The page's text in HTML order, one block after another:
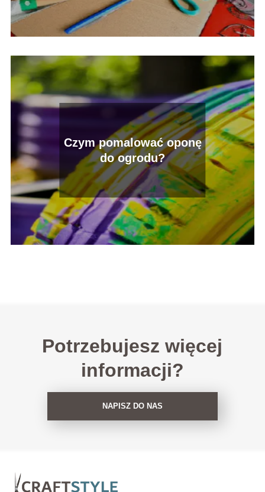
Czym pomalować oponę
do ogrodu?
Potrzebujesz więcej
informacji?
NAPISZ DO NAS